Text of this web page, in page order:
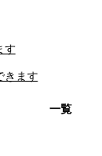
す
きます
一覧